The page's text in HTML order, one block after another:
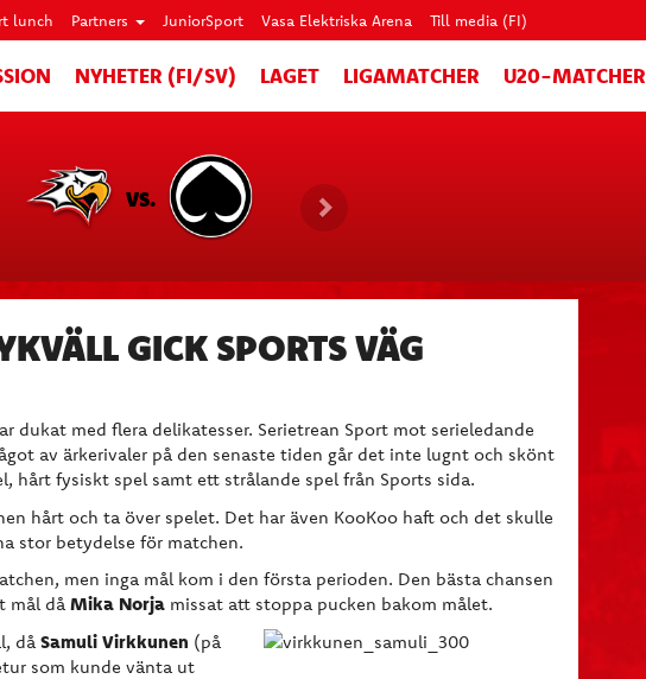
lunch Partners JuniorSport Vasa Elektriska Arena Till media (FI)
NYHETER (FI/SV) LAGET LIGAMATCHER U20-MATCHER
VS.
GICK SPORTS VÄG
dukat med flera delikatesser. Serietrean Sport mot serieledande
av ärkerivaler på den senaste tiden går det inte lugnt och skönt
hårt fysiskt spel samt ett strålande spel från Sports sida.
hårt och ta över spelet. Det har även KooKoo haft och det skulle
stor betydelse för matchen.
men inga mål kom i den första perioden. Den bästa chansen
mål då Mika Norja missat att stoppa pucken bakom målet.
då Samuli Virkkunen (på
som kunde vänta ut